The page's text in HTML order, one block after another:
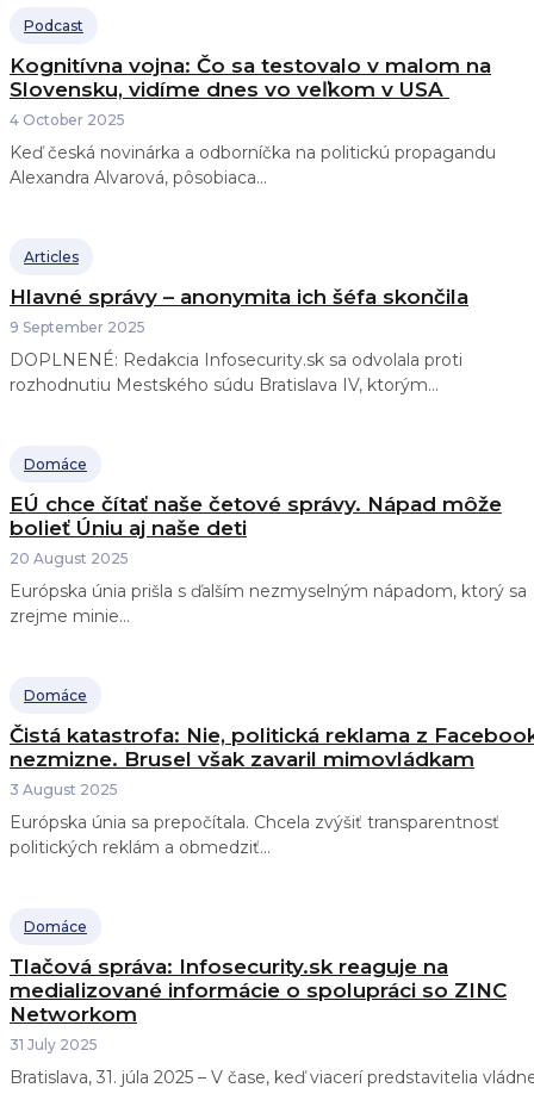
Podcast
Kognitívna vojna: Čo sa testovalo v malom na
Slovensku, vidíme dnes vo veľkom v USA
4 October 2025
Keď česká novinárka a odborníčka na politickú propagandu
Alexandra Alvarová, pôsobiaca...
Articles
Hlavné správy – anonymita ich šéfa skončila
9 September 2025
DOPLNENÉ: Redakcia Infosecurity.sk sa odvolala proti
rozhodnutiu Mestského súdu Bratislava IV, ktorým...
Domáce
EÚ chce čítať naše četové správy. Nápad môže
bolieť Úniu aj naše deti
20 August 2025
Európska únia prišla s ďalším nezmyselným nápadom, ktorý sa
zrejme minie...
Domáce
Čistá katastrofa: Nie, politická reklama z
nezmizne. Brusel však zavaril mimovládkam
3 August 2025
Európska únia sa prepočítala. Chcela zvýšiť transparentnosť
politických reklám a obmedziť...
Domáce
Tlačová správa: Infosecurity.sk reaguje na
medializované informácie o spolupráci so ZINC
Networkom
31 July 2025
Bratislava, 31. júla 2025 – V čase, keď viacerí predstavitelia